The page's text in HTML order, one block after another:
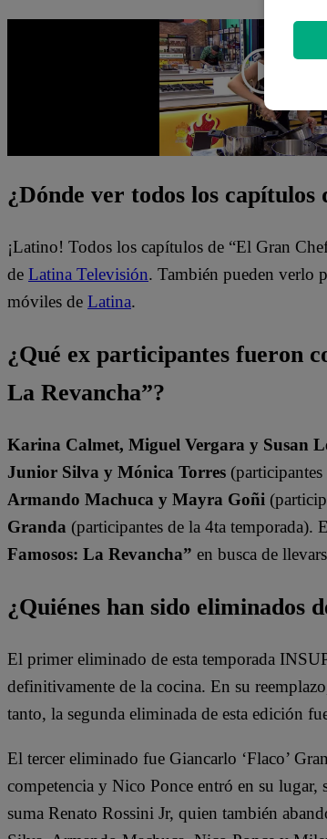
¿Dónde ver todos los
¡Latino! Todos los capítulos de “El Gran
de Latina Televisión. También pueden verlo
móviles de Latina.
¿Qué ex participantes fueron
La Revancha”?
Karina Calmet, Miguel Vergara y Susan
Junior Silva y Mónica Torres
Armando Machuca y Mayra Goñi
Granda (participantes de la 4ta temporada).
Famosos: La Revancha” en busca de
¿Quiénes han sido eliminados
El primer eliminado de esta temporada
definitivamente de la cocina. En su
tanto, la segunda eliminada de esta edición
El tercer eliminado fue Giancarlo ‘Flaco’
competencia y Nico Ponce entró en su lugar,
suma Renato Rossini Jr, quien también